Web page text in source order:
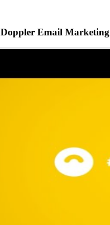
Doppler Email Marketing